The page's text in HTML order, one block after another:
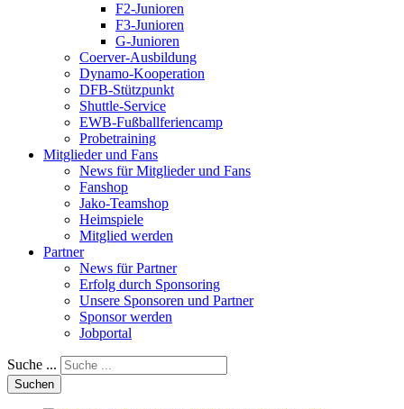
F2-Junioren
F3-Junioren
G-Junioren
Coerver-Ausbildung
Dynamo-Kooperation
DFB-Stützpunkt
Shuttle-Service
EWB-Fußballferiencamp
Probetraining
Mitglieder und Fans
News für Mitglieder und Fans
Fanshop
Jako-Teamshop
Heimspiele
Mitglied werden
Partner
News für Partner
Erfolg durch Sponsoring
Unsere Sponsoren und Partner
Sponsor werden
Jobportal
Suche ...
Suchen